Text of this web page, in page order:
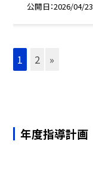
公開日 2026/04/23
1 2 »
年度指導計画